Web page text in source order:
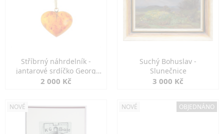
Stříbrný náhrdelník -
jantarové srdíčko Georg
Kramer
2 000 Kč
Suchý Bohuslav -
Slunečnice
3 000 Kč
NOVÉ NOVÉ OBJEDNÁNO